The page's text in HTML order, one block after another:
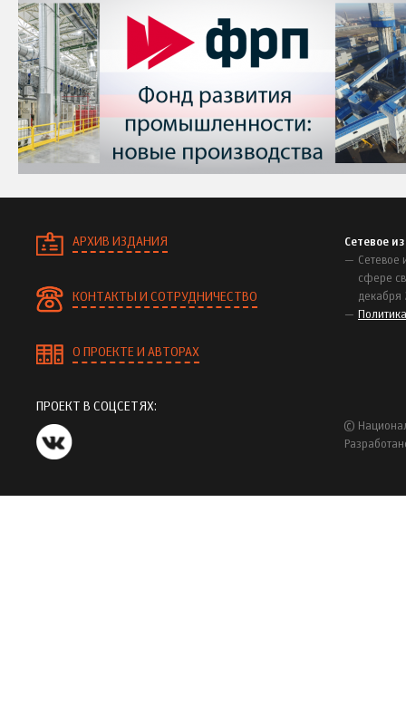
АРХИВ ИЗДАНИЯ
КОНТАКТЫ И СОТРУДНИЧЕСТВО
О ПРОЕКТЕ И АВТОРАХ
Сетевое
Сетевое
сфере
декабря
ПРОЕКТ В СОЦСЕТЯХ:
©